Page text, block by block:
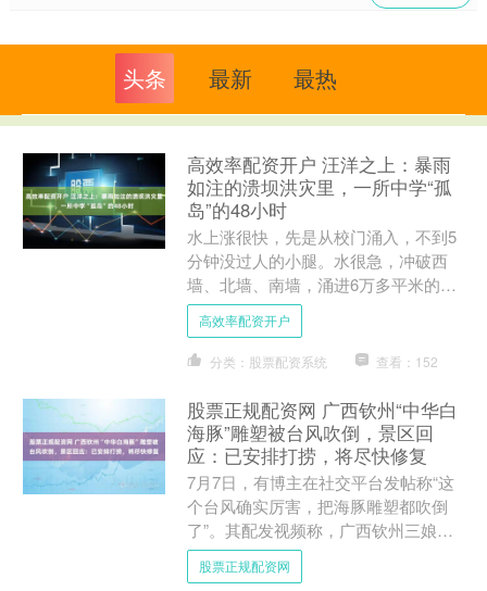
头条 最新 最热
高效率配资开户 汪洋之上：暴雨
如注的溃坝洪灾里，一所中学“孤
岛”的48小时
水上涨很快，先是从校门涌入，不到5
分钟没过人的小腿。水很急，冲破西
墙、北墙、南墙，涌进6万多平米的校
园，不到20分钟眼前变成一片汪洋。
\n 南宁市横州市云表一....
高效率配资开户
分类：股票配资系统 查看：152
股票正规配资网 广西钦州“中华白
海豚”雕塑被台风吹倒，景区回
应：已安排打捞，将尽快修复
7月7日，有博主在社交平台发帖称“这
个台风确实厉害，把海豚雕塑都吹倒
了”。其配发视频称，广西钦州三娘湾
景区海边粉色、蓝色、白色的三座中华
白海豚雕塑在台风过后倒伏....
股票正规配资网